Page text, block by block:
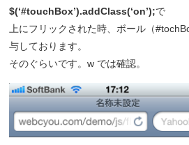
$(‘#touchBox’).addClass(‘on’);で
上にフリックされた時、ボール（
与しております。
そのぐらいです。w では確認。